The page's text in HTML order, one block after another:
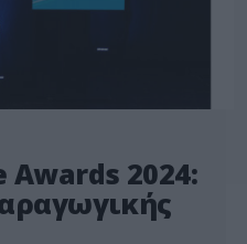
Awards 2024: